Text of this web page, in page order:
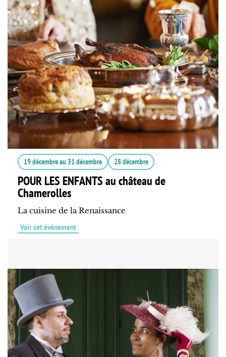
19 décembreau 31 décembre 28 décembre
POUR LES ENFANTS au château de
Chamerolles
La cuisine de la Renaissance
Voir cet événement